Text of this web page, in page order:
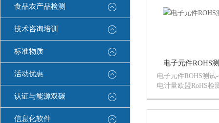
食品农产品检测
技术咨询培训
标准物质
活动优惠
认证与能源双碳
信息化软件
电子元件ROHS
电子元件ROHS测试
电计量欧盟RoHS检